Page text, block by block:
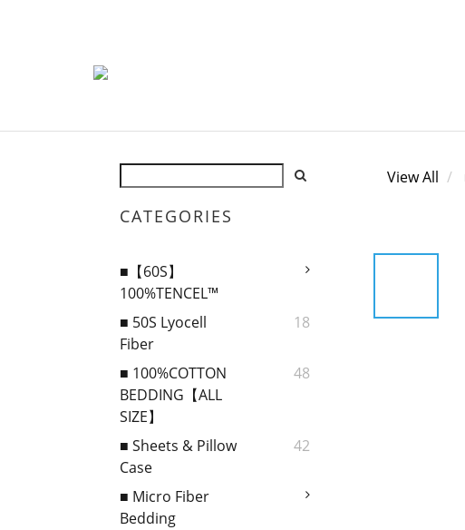
CATEGORIES
■【60S】
100%TENCEL™
■ 50S Lyocell
Fiber
18
■ 100%COTTON
BEDDING【ALL
SIZE】
48
■ Sheets & Pillow
Case
42
■ Micro Fiber
Bedding
View All